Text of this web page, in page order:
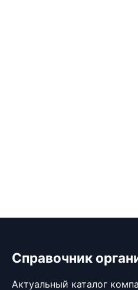
Справочник
Актуальный каталог